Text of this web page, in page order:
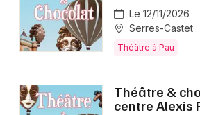
Le 12/11/2026
Serres-Castet
Théâtre à Pau
Théâtre &
centre Alexis